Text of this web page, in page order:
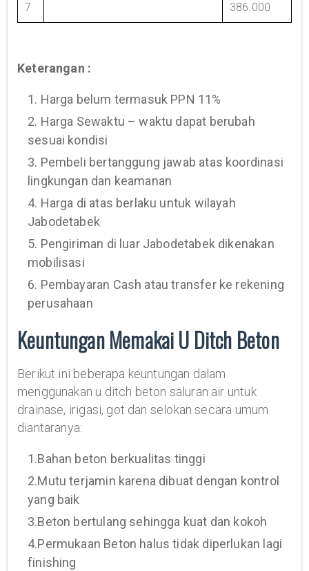
7
386.000
Keterangan :
1. Harga belum termasuk PPN 11%
2. Harga Sewaktu – waktu dapat berubah
sesuai kondisi
3. Pembeli bertanggung jawab atas koordinasi
lingkungan dan keamanan
4. Harga di atas berlaku untuk wilayah
Jabodetabek
5. Pengiriman di luar Jabodetabek dikenakan
mobilisasi
6. Pembayaran Cash atau transfer ke rekening
perusahaan
Keuntungan Memakai U Ditch Beton
Berikut ini beberapa keuntungan dalam
menggunakan u ditch beton saluran air untuk
drainase, irigasi, got dan selokan secara umum
diantaranya:
1.Bahan beton berkualitas tinggi
2.Mutu terjamin karena dibuat dengan kontrol
yang baik
3.Beton bertulang sehingga kuat dan kokoh
4.Permukaan Beton halus tidak diperlukan lagi
finishing